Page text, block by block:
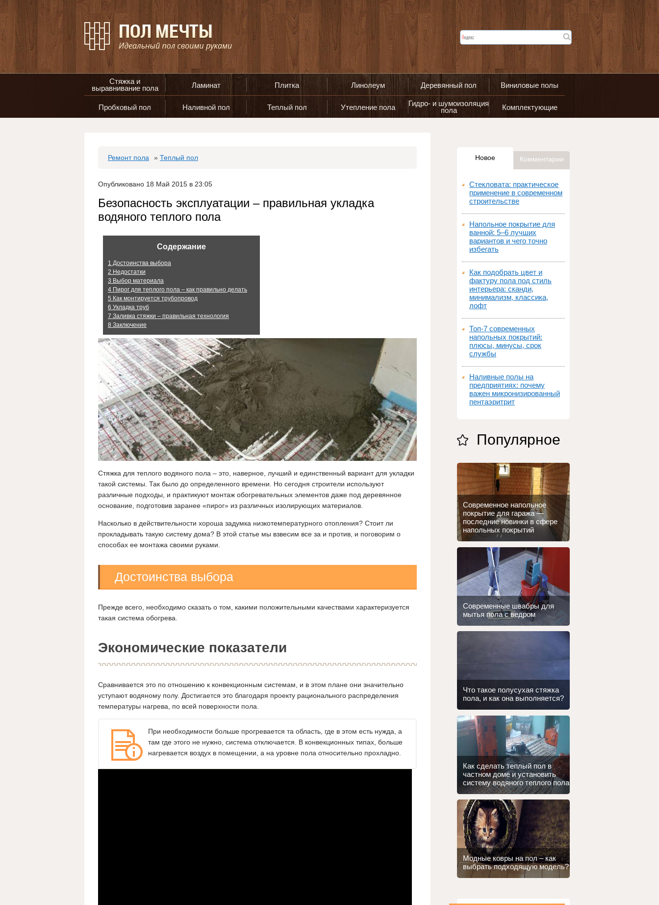
Стяжка и
выравнивание пола
Ламинат Плитка Линолеум Деревянный пол Виниловые полы
Пробковый пол Наливной пол Теплый пол Утепление пола
Гидро- и шумоизоляция
пола
Комплектующие
Ремонт пола » Теплый пол
Опубликовано 18 Май 2015 в 23:05
Безопасность эксплуатации – правильная укладка
водяного теплого пола
Содержание
1 Достоинства выбора
2 Недостатки
3 Выбор материала
4 Пирог для теплого пола – как правильно делать
5 Как монтируется трубопровод
6 Укладка труб
7 Заливка стяжки – правильная технология
8 Заключение
Стяжка для теплого водяного пола – это, наверное, лучший и единственный вариант для укладки
такой системы. Так было до определенного времени. Но сегодня строители используют
различные подходы, и практикуют монтаж обогревательных элементов даже под деревянное
основание, подготовив заранее «пирог» из различных изолирующих материалов.
Насколько в действительности хороша задумка низкотемпературного отопления? Стоит ли
прокладывать такую систему дома? В этой статье мы взвесим все за и против, и поговорим о
способах ее монтажа своими руками.
Достоинства выбора
Прежде всего, необходимо сказать о том, какими положительными качествами характеризуется
такая система обогрева.
Экономические показатели
Сравнивается это по отношению к конвекционным системам, и в этом плане они значительно
уступают водяному полу. Достигается это благодаря проекту рационального распределения
температуры нагрева, по всей поверхности пола.
При необходимости больше прогревается та область, где в этом есть нужда, а
там где этого не нужно, система отключается. В конвекционных типах, больше
нагревается воздух в помещении, а на уровне пола относительно прохладно.
Новое Комментарии
Стекловата: практическое
применение в современном
строительстве
Напольное покрытие для
ванной: 5–6 лучших
вариантов и чего точно
избегать
Как подобрать цвет и
фактуру пола под стиль
интерьера: сканди,
минимализм, классика,
лофт
Топ‑7 современных
напольных покрытий:
плюсы, минусы, срок
службы
Наливные полы на
предприятиях: почему
важен микронизированный
пентаэритрит
Популярное
Современное напольное
покрытие для гаража —
последние новинки в сфере
напольных покрытий
Современные швабры для
мытья пола с ведром
Что такое полусухая стяжка
пола, и как она выполняется?
Как сделать теплый пол в
частном доме и установить
систему водяного теплого пола
Модные ковры на пол – как
выбрать подходящую модель?